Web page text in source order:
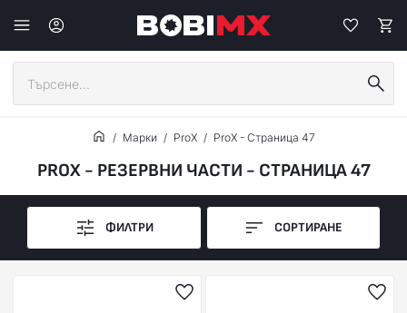
Марки ProX ProX - Страница 47
PROX - РЕЗЕРВНИ ЧАСТИ - СТРАНИЦА 47
ФИЛТРИ СОРТИРАНЕ